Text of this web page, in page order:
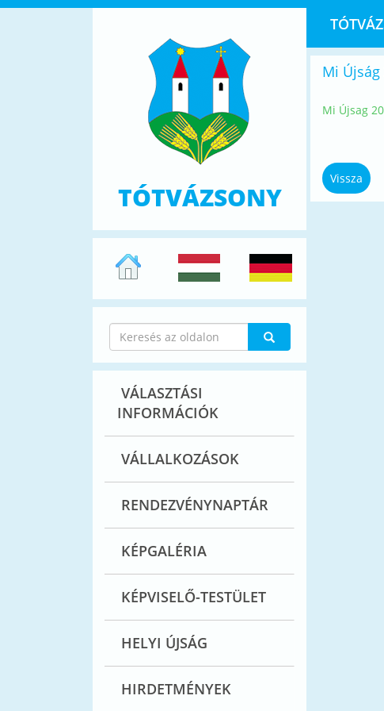
TÓTVÁZSONY
VÁLASZTÁSI
INFORMÁCIÓK
VÁLLALKOZÁSOK
RENDEZVÉNYNAPTÁR
KÉPGALÉRIA
KÉPVISELŐ-TESTÜLET
HELYI ÚJSÁG
HIRDETMÉNYEK
Mi
Mi Újsag
Vissza